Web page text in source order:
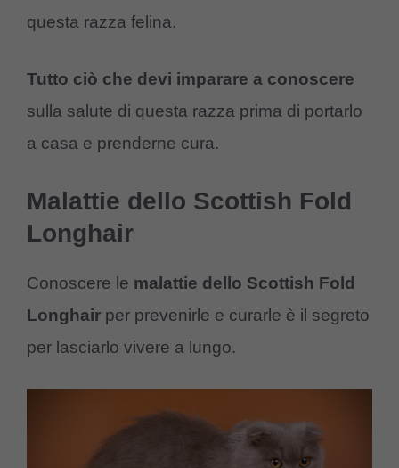
questa razza felina.
Tutto ciò che devi imparare a conoscere
sulla salute di questa razza prima di portarlo
a casa e prenderne cura.
Malattie dello Scottish Fold
Longhair
Conoscere le malattie dello Scottish Fold
Longhair per prevenirle e curarle è il segreto
per lasciarlo vivere a lungo.